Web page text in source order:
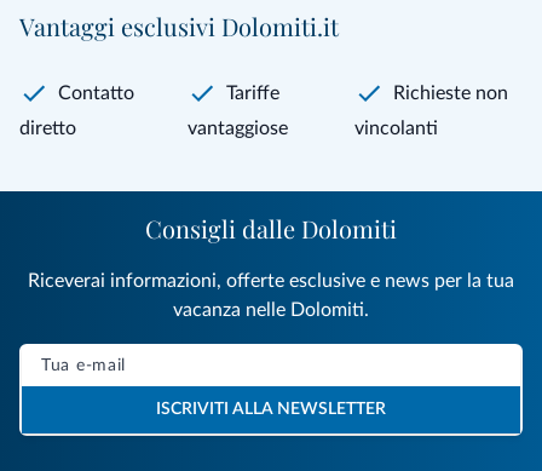
Vantaggi esclusivi Dolomiti.it
Contatto
diretto
Tariffe
vantaggiose
Richieste non
vincolanti
Consigli dalle Dolomiti
Riceverai informazioni, offerte esclusive e news per la tua
vacanza nelle Dolomiti.
ISCRIVITI ALLA NEWSLETTER